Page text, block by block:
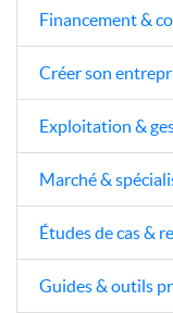
Financement &
Créer son
Exploitation &
Marché &
Études de cas &
Guides & outils